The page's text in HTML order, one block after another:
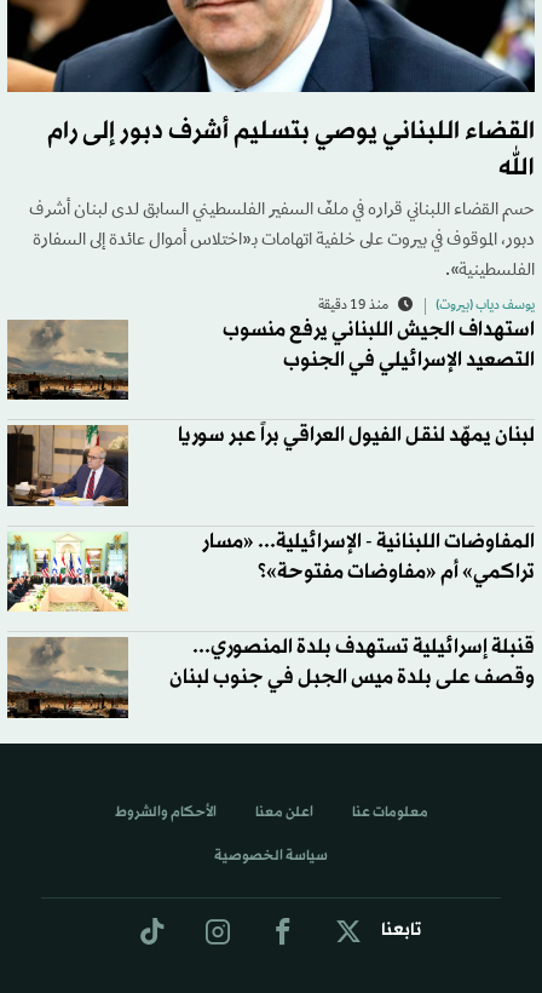
القضاء اللبناني يوصي بتسليم أشرف دبور إلى رام
الله
حسم القضاء اللبناني قراره في ملفّ السفير الفلسطيني السابق لدى لبنان أشرف
دبور، الموقوف في بيروت على خلفية اتهامات بـ«اختلاس أموال عائدة إلى السفارة
الفلسطينية».
يوسف دياب (بيروت) منذ 19 دقيقة
استهداف الجيش اللبناني يرفع منسوب
التصعيد الإسرائيلي في الجنوب
لبنان يمهّد لنقل الفيول العراقي براً عبر سوريا
المفاوضات اللبنانية - الإسرائيلية... «مسار
تراكمي» أم «مفاوضات مفتوحة»؟
قنبلة إسرائيلية تستهدف بلدة المنصوري...
وقصف على بلدة ميس الجبل في جنوب لبنان
تابعنا
معلومات عنا اعلن معنا الأحكام والشروط
سياسة الخصوصية